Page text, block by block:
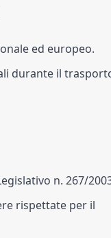
ed europeo.
durante il
n. 267/
rispettate per il